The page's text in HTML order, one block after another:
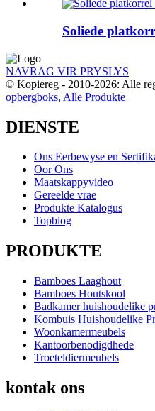
Soliede
NAVRAG VIR PRYSLYS
© Kopiereg - 2010-2026: Alle
opbergboks, Alle Produkte
DIENSTE
Ons Eerbewyse en
Oor Ons
Maatskappyvideo
Gereelde vrae
Produkte Katalogus
Topblog
PRODUKTE
Bamboes Laaghout
Bamboes Houtskool
Badkamer huishoudelike
Kombuis Huishoudelike
Woonkamermeubels
Kantoorbenodigdhede
Troeteldiermeubels
kontak ons